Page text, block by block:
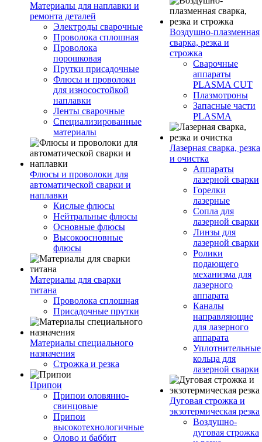
Материалы для наплавки и
ремонта деталей
Электроды сварочные
Проволока сплошная
Проволока
порошковая
Прутки присадочные
Флюсы и проволоки
для износостойкой
наплавки
Ленты сварочные
Специализированные
материалы
Флюсы и проволоки для
автоматической сварки и
наплавки
Кислые флюсы
Нейтральные флюсы
Основные флюсы
Высокоосновные
флюсы
Материалы для сварки
титана
Проволока сплошная
Присадочные прутки
Материалы специального
назначения
Строжка и резка
Припои
Припои оловянно-
свинцовые
Припои
высокотехнологичные
Олово и баббит
Воздушно-плазменная
сварка, резка и
строжка
Сварочные
аппараты
PLASMA CUT
Плазмотроны
Запасные части
PLASMA
Лазерная сварка, резка
и очистка
Аппараты
лазерной сварки
Горелки
лазерные
Сопла для
лазерной сварки
Линзы для
лазерной сварки
Ролики
подающего
механизма для
лазерного
аппарата
Каналы
направляющие
для лазерного
аппарата
Уплотнительные
кольца для
лазерной сварки
Дуговая строжка и
экзотермическая резка
Воздушно-
дуговая строжка